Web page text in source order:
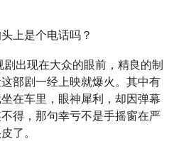
出现在大众的眼前，精良的制
部剧一经上映就爆火。其中有
在车里，眼神犀利，却因弹幕
得，那句幸亏不是手摇窗在严
了。